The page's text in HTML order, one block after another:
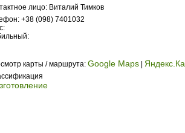
лицо: Виталий Тимков
+38 (098) 7401032
карты / маршрута: Google Maps |